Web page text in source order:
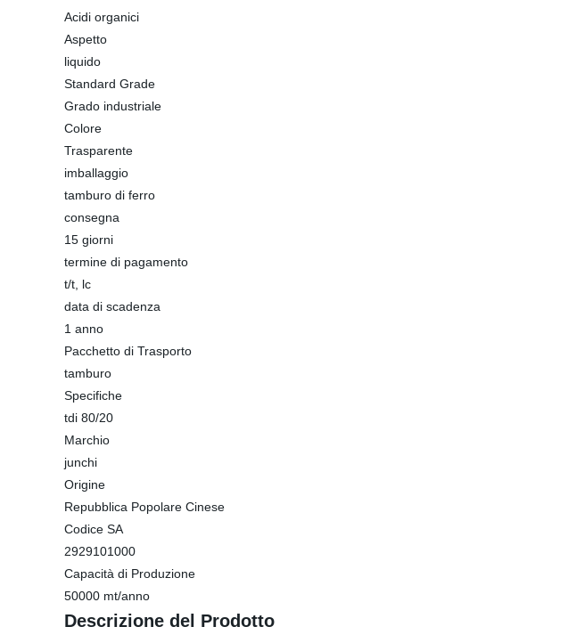
Acidi organici
Aspetto
liquido
Standard Grade
Grado industriale
Colore
Trasparente
imballaggio
tamburo di ferro
consegna
15 giorni
termine di pagamento
t/t, lc
data di scadenza
1 anno
Pacchetto di Trasporto
tamburo
Specifiche
tdi 80/20
Marchio
junchi
Origine
Repubblica Popolare Cinese
Codice SA
2929101000
Capacità di Produzione
50000 mt/anno
Descrizione del Prodotto